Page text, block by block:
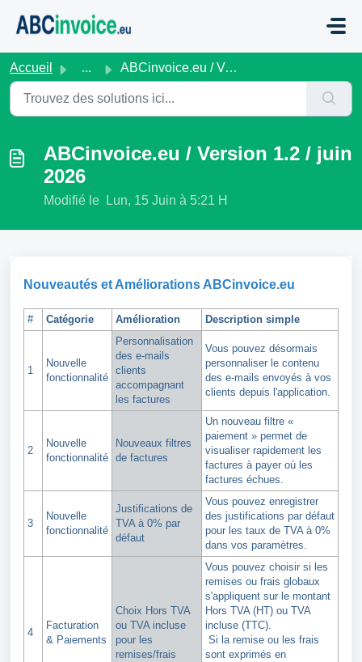
Accueil ... ABCinvoice.eu / Version 1.2 / juin 2026
ABCinvoice.eu / Version 1.2 / juin
2026
Modifié le Lun, 15 Juin à 5:21 H
Nouveautés et Améliorations ABCinvoice.eu
# Catégorie Amélioration Description simple
1
Nouvelle
fonctionnalité
Personnalisation
des e-mails
clients
accompagnant
les factures
Vous pouvez désormais
personnaliser le contenu
des e-mails envoyés à vos
clients depuis l'application.
2
Nouvelle
fonctionnalité
Nouveaux filtres
de factures
Un nouveau filtre «
paiement » permet de
visualiser rapidement les
factures à payer où les
factures échues.
3
Nouvelle
fonctionnalité
Justifications de
TVA à 0% par
défaut
Vous pouvez enregistrer
des justifications par défaut
pour les taux de TVA à 0%
dans vos paramètres.
4
Facturation
& Paiements
Choix Hors TVA
ou TVA incluse
pour les
remises/frais
Vous pouvez choisir si les
remises ou frais globaux
s'appliquent sur le montant
Hors TVA (HT) ou TVA
incluse (TTC).
Si la remise ou les frais
sont exprimés en